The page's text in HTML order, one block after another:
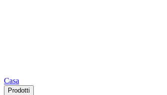
Casa
Prodotti